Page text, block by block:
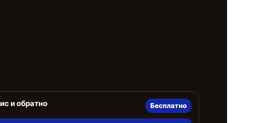
и обратно Бесплатно